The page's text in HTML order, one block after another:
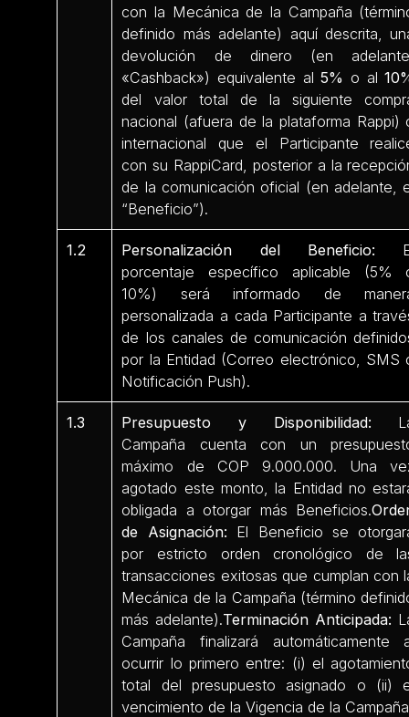
con la Mecánica de la Campaña
definido más adelante) aquí descrita,
devolución de dinero (en
«Cashback») equivalente al5% o al
del valor total de la siguiente
nacional (afuera de la plataforma Rappi)
internacional que el Participante
con su RappiCard, posterior a la
de la comunicación oficial (en adelante,
“Beneficio”).
1.2 Personalización del Beneficio:
porcentaje específico aplicable (5%
10%) será informado de
personalizada a cada Participante a
de los canales de comunicación
por la Entidad (Correo electrónico, SMS
Notificación Push).
1.3 Presupuesto y Disponibilidad:
Campaña cuenta con un
máximo de COP 9.000.000. Una
agotado este monto, la Entidad no
obligada a otorgar más Beneficios.
de Asignación: El Beneficio se
por estricto orden cronológico de
transacciones exitosas que cumplan con
Mecánica de la Campaña (término
más adelante).Terminación Anticipada:
Campaña finalizará automáticamente
ocurrir lo primero entre: (i) el
total del presupuesto asignado o (ii)
vencimiento de la Vigencia de la